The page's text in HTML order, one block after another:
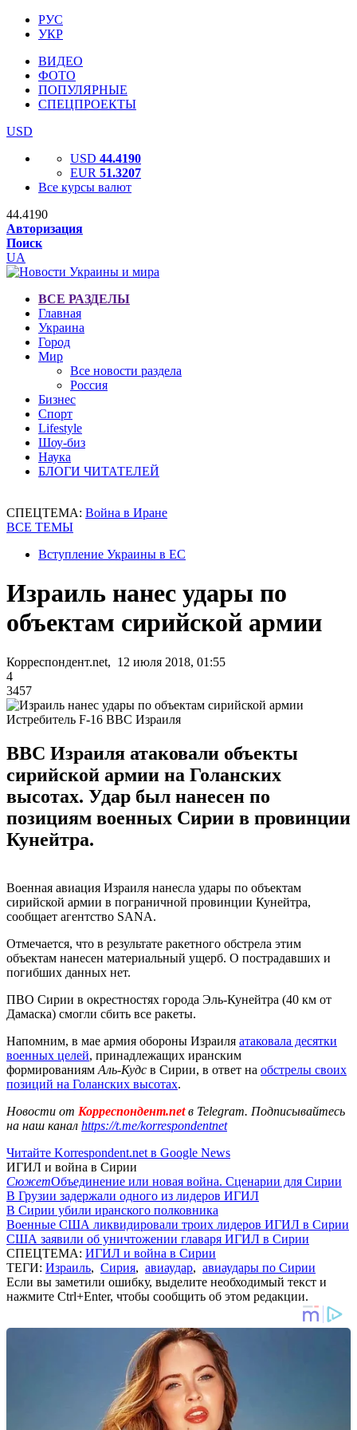
РУС
УКР
ВИДЕО
ФОТО
ПОПУЛЯРНЫЕ
СПЕЦПРОЕКТЫ
USD
USD 44.4190
EUR 51.3207
Все курсы валют
44.4190
Авторизация
Поиск
UA
ВСЕ РАЗДЕЛЫ
Главная
Украина
Город
Мир
Все новости раздела
Россия
Бизнес
Спорт
Lifestyle
Шоу-биз
Наука
БЛОГИ ЧИТАТЕЛЕЙ
СПЕЦТЕМА: Война в Иране
ВСЕ ТЕМЫ
Вступление Украины в ЕС
Израиль нанес удары по
объектам сирийской армии
Корреспондент.net, 12 июля 2018, 01:55
4
3457
Истребитель F-16 ВВС Израиля
ВВС Израиля атаковали объекты
сирийской армии на Голанских
высотах. Удар был нанесен по
позициям военных Сирии в провинции
Кунейтра.
Военная авиация Израиля нанесла удары по объектам
сирийской армии в пограничной провинции Кунейтра,
сообщает агентство SANA.
Отмечается, что в результате ракетного обстрела этим
объектам нанесен материальный ущерб. О пострадавших и
погибших данных нет.
ПВО Сирии в окрестностях города Эль-Кунейтра (40 км от
Дамаска) смогли сбить все ракеты.
Напомним, в мае армия обороны Израиля атаковала десятки
военных целей, принадлежащих иранским
формированиям Аль-Кудс в Сирии, в ответ на обстрелы своих
позиций на Голанских высотах.
Новости от Корреспондент.netв Telegram. Подписывайтесь
на наш канал https://t.me/korrespondentnet
Читайте Korrespondent.net в Google News
ИГИЛ и война в Сирии
СюжетОбъединение или новая война. Сценарии для Сирии
В Грузии задержали одного из лидеров ИГИЛ
В Сирии убили иранского полковника
Военные США ликвидировали троих лидеров ИГИЛ в Сирии
США заявили об уничтожении главаря ИГИЛ в Сирии
СПЕЦТЕМА: ИГИЛ и война в Сирии
ТЕГИ: Израиль, Сирия, авиаудар, авиаудары по Сирии
Если вы заметили ошибку, выделите необходимый текст и
нажмите Ctrl+Enter, чтобы сообщить об этом редакции.